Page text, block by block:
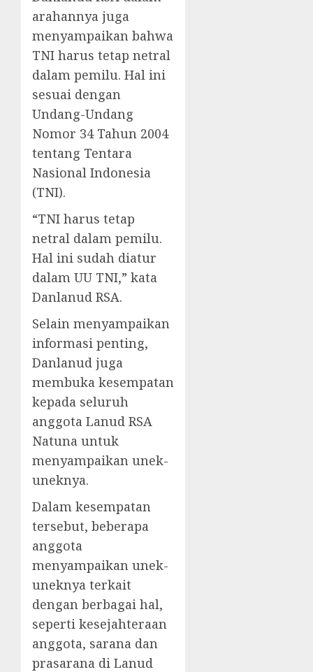
arahannya juga
menyampaikan bahwa
TNI harus tetap netral
dalam pemilu. Hal ini
sesuai dengan
Undang-Undang
Nomor 34 Tahun 2004
tentang Tentara
Nasional Indonesia
(TNI).
“TNI harus tetap
netral dalam pemilu.
Hal ini sudah diatur
dalam UU TNI,” kata
Danlanud RSA.
Selain menyampaikan
informasi penting,
Danlanud juga
membuka kesempatan
kepada seluruh
anggota Lanud RSA
Natuna untuk
menyampaikan unek-
uneknya.
Dalam kesempatan
tersebut, beberapa
anggota
menyampaikan unek-
uneknya terkait
dengan berbagai hal,
seperti kesejahteraan
anggota, sarana dan
prasarana di Lanud